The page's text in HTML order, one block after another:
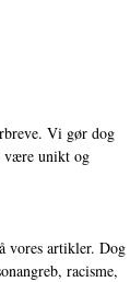
Vi gør dog
være unikt og
vores artikler. Dog
racisme,